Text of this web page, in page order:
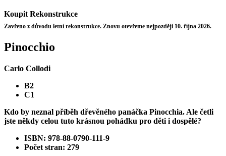
Koupit Rekonstrukce
Zavřeno z důvodu letní rekonstrukce. Znovu otevřeme nejpozději 10. října 2026.
Pinocchio
Carlo Collodi
B2
C1
Kdo by neznal příběh dřevěného panáčka Pinocchia. Ale četli
jste někdy celou tuto krásnou pohádku pro děti i dospělé?
ISBN: 978-88-0790-111-9
Počet stran: 279